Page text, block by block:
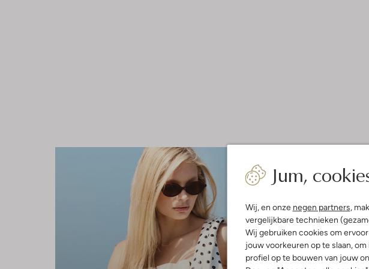
Jum,
Wij, en onze negen partners,
vergelijkbare technieken
Wij gebruiken cookies om
jouw voorkeuren op te slaan,
profiel op te bouwen van jouw